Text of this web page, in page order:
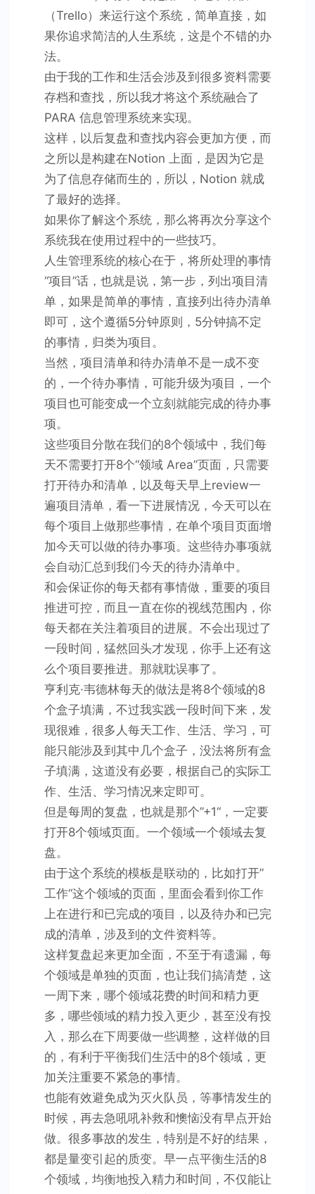
（Trello）来运行这个系统，简单直接，如
果你追求简洁的人生系统，这是个不错的办
法。
由于我的工作和生活会涉及到很多资料需要
存档和查找，所以我才将这个系统融合了
PARA 信息管理系统来实现。
这样，以后复盘和查找内容会更加方便，而
之所以是构建在Notion 上面，是因为它是
为了信息存储而生的，所以，Notion 就成
了最好的选择。
如果你了解这个系统，那么将再次分享这个
系统我在使用过程中的一些技巧。
人生管理系统的核心在于，将所处理的事情
“项目”话，也就是说，第一步，列出项目清
单，如果是简单的事情，直接列出待办清单
即可，这个遵循5分钟原则，5分钟搞不定
的事情，归类为项目。
当然，项目清单和待办清单不是一成不变
的，一个待办事情，可能升级为项目，一个
项目也可能变成一个立刻就能完成的待办事
项。
这些项目分散在我们的8个领域中，我们每
天不需要打开8个“领域 Area”页面，只需要
打开待办和清单，以及每天早上review一
遍项目清单，看一下进展情况，今天可以在
每个项目上做那些事情，在单个项目页面增
加今天可以做的待办事项。这些待办事项就
会自动汇总到我们今天的待办清单中。
和会保证你的每天都有事情做，重要的项目
推进可控，而且一直在你的视线范围内，你
每天都在关注着项目的进展。不会出现过了
一段时间，猛然回头才发现，你手上还有这
么个项目要推进。那就耽误事了。
亨利克·韦德林每天的做法是将8个领域的8
个盒子填满，不过我实践一段时间下来，发
现很难，很多人每天工作、生活、学习，可
能只能涉及到其中几个盒子，没法将所有盒
子填满，这道没有必要，根据自己的实际工
作、生活、学习情况来定即可。
但是每周的复盘，也就是那个”+1“，一定要
打开8个领域页面。一个领域一个领域去复
盘。
由于这个系统的模板是联动的，比如打开”
工作“这个领域的页面，里面会看到你工作
上在进行和已完成的项目，以及待办和已完
成的清单，涉及到的文件资料等。
这样复盘起来更加全面，不至于有遗漏，每
个领域是单独的页面，也让我们搞清楚，这
一周下来，哪个领域花费的时间和精力更
多，哪些领域的精力投入更少，甚至没有投
入，那么在下周要做一些调整，这样做的目
的，有利于平衡我们生活中的8个领域，更
加关注重要不紧急的事情。
也能有效避免成为灭火队员，等事情发生的
时候，再去急吼吼补救和懊恼没有早点开始
做。很多事故的发生，特别是不好的结果，
都是量变引起的质变。早一点平衡生活的8
个领域，均衡地投入精力和时间，不仅能让